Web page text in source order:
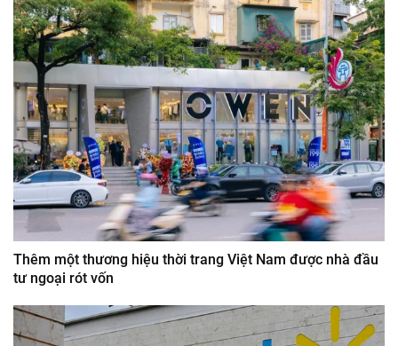
Thêm một thương hiệu thời trang Việt Nam được nhà đầu
tư ngoại rót vốn